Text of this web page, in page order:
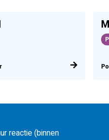
reactie (binnen